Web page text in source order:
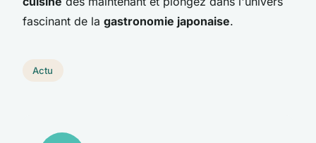
fascinant de la gastronomie japonaise.
Actu